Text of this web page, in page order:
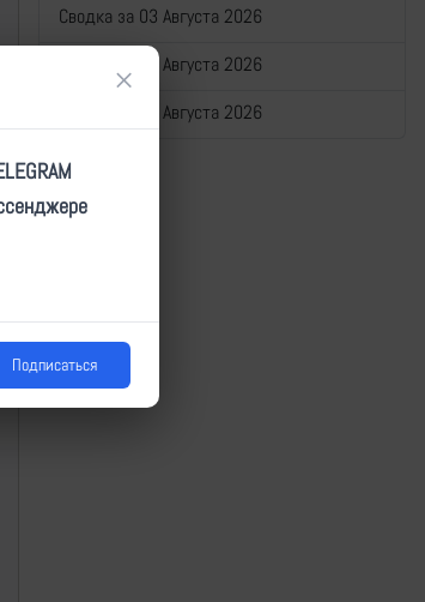
Сводка за 03 Августа 2026
Сводка за 02 Августа 2026
Сводка за 01 Августа 2026
×
Подписаться